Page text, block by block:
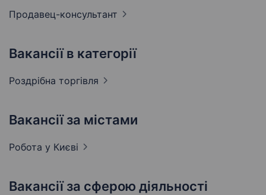
Продавец-консультант
Вакансії в категорії
Роздрібна торгівля
Вакансії за містами
Робота у Києві
Вакансії за сферою діяльності